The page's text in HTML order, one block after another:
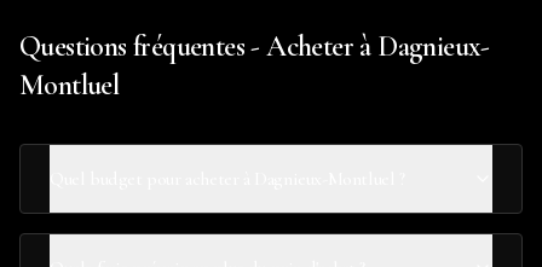
Questions fréquentes - Acheter à Dagnieux-
Montluel